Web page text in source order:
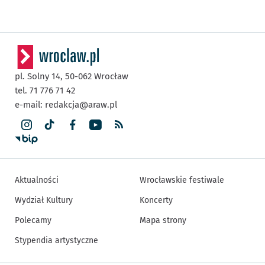
pl. Solny 14, 50-062 Wrocław
tel. 71 776 71 42
e-mail: redakcja@araw.pl
Aktualności
Wydział Kultury
Polecamy
Stypendia artystyczne
Wrocławskie festiwale
Koncerty
Mapa strony